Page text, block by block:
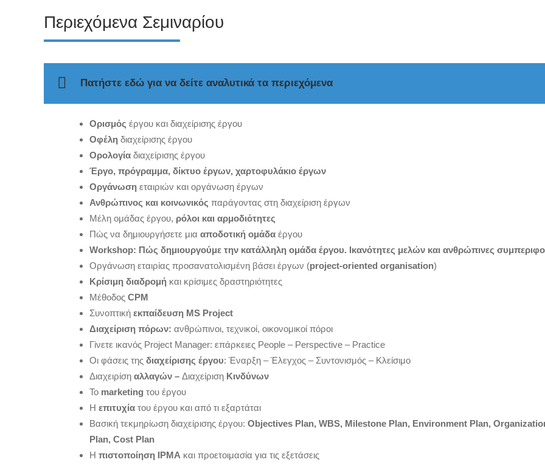
Περιεχόμενα Σεμιναρίου
Πατήστε εδώ για να δείτε αναλυτικά τα περιεχόμενα
Ορισμός έργου και διαχείρισης έργου
Οφέλη διαχείρισης έργου
Ορολογία διαχείρισης έργου
Έργο, πρόγραμμα, δίκτυο έργων, χαρτοφυλάκιο έργων
Οργάνωση εταιριών και οργάνωση έργων
Ανθρώπινος και κοινωνικός παράγοντας στη διαχείριση έργων
Μέλη ομάδας έργου, ρόλοι και αρμοδιότητες
Πώς να δημιουργήσετε μια αποδοτική ομάδα έργου
Workshop: Πώς δημιουργούμε την κατάλληλη ομάδα έργου. Ικανότητες μελών και ανθρώπινες
Οργάνωση εταιρίας προσανατολισμένη βάσει έργων (project-oriented organisation)
Κρίσιμη διαδρομή και κρίσιμες δραστηριότητες
Μέθοδος CPM
Συνοπτική εκπαίδευση MS Project
Διαχείριση πόρων: ανθρώπινοι, τεχνικοί, οικονομικοί πόροι
Γίνετε ικανός Project Manager: επάρκειες People – Perspective – Practice
Οι φάσεις της διαχείρισης έργου: Έναρξη – Έλεγχος – Συντονισμός – Κλείσιμο
Διαχειρίση αλλαγών – Διαχείριση Κινδύνων
Το marketing του έργου
Η επιτυχία του έργου και από τι εξαρτάται
Βασική τεκμηρίωση διαχείρισης έργου: Objectives Plan, WBS, Milestone Plan, Environment Plan,
Plan, Cost Plan
Η πιστοποίηση IPMA και προετοιμασία για τις εξετάσεις